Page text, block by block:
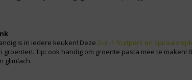
is in iedere keuken! Deze 2-in-1 fruitpers en
Tip: ook handig om groente pasta mee te
glimlach.